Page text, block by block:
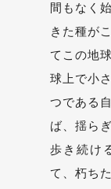
間もなく
きた種が
てこの地
球上で小
つである
ば、揺ら
歩き続け
て、朽ち